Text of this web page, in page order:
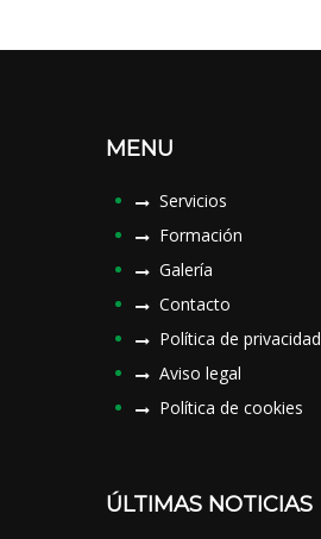
MENU
Servicios
Formación
Galería
Contacto
Política de privacidad
Aviso legal
Política de cookies
ÚLTIMAS NOTICIAS